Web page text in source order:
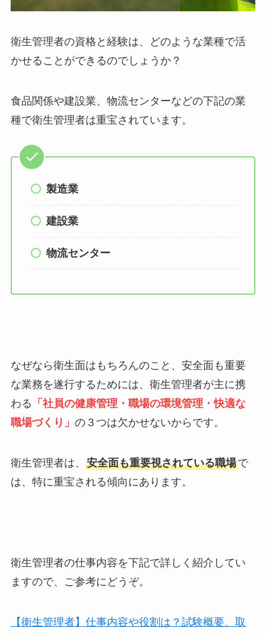
衛生管理者の資格と経験は、 どのような業種で活
かせる ことができるのでしょうか？
食品関係や建設業、物流センターなどの下記の業
種で衛生管理者は重宝されています。
製造業
建設業
物流センター
なぜなら衛生面はもちろんのこと、安全面も重要
な業務を遂行するためには、衛生管理者が主に携
わる 「社員の健康管理・職場の環境管理・快適な
職場づくり」 の３つは欠かせないからです。
衛生管理者は、 安全面も重要視されている職場で
は、特に重宝される傾向にあります。
衛生管理者の仕事内容を下記で詳しく紹介してい
ますので、ご参考にどうぞ。
【衛生管理者】仕事内容や役割は？試験概要、取